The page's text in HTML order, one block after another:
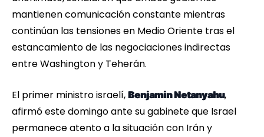
mantienen comunicación constante mientras
continúan las tensiones en Medio Oriente tras el
estancamiento de las negociaciones indirectas
entre Washington y Teherán.
El primer ministro israelí, Benjamin Netanyahu,
afirmó este domingo ante su gabinete que Israel
permanece atento a la situación con Irán y